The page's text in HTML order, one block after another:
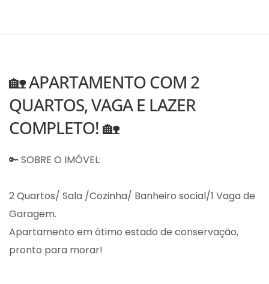
🏡 APARTAMENTO COM 2
QUARTOS, VAGA E LAZER
COMPLETO! 🏡
🔑 SOBRE O IMÓVEL:
2 Quartos/ Sala /Cozinha/ Banheiro social/1 Vaga de
Garagem.
Apartamento em ótimo estado de conservação,
pronto para morar!